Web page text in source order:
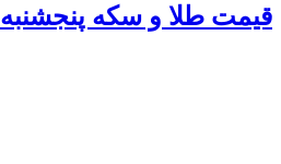
قیمت طلا و سکه پنجشنبه ۱۵ مرداد